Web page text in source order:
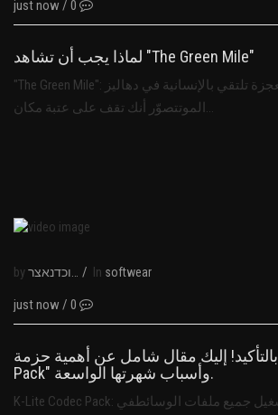
just now / 0
لماذا يجب أن تشاهد "The Green Mile"
"The Green Mile": رحلة إلى حيث المعجزة تلتقي بالإنسانية في دهاليز
الموتتصوّر أنك تقف على عتبة مكان…
by / In softwear
just now / 0
بالتأكيد! إليك مقال شامل عن أهمية حزمة "K-Lite Codec
Pack" وأسباب شهرتها الواسعة.
K-Lite Codec Pack: المفتاح السحري لتشغيل جميع ملفات الوسائطفي